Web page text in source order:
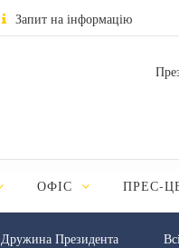
Запит на інформацію
ОФІС ПРЕС-
Дружина Президента